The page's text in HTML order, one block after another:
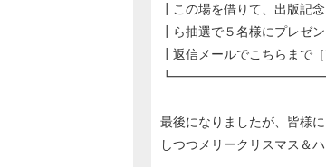
┃この場を借りて、出版記
┃ら抽選で５名様にプレゼ
┃返信メールでこちらまで［
最後になりましたが、皆様
しつつメリークリスマス＆